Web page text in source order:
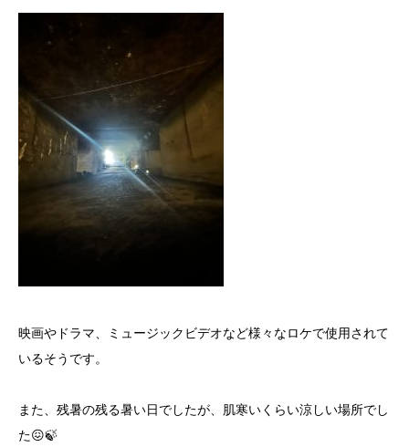
映画やドラマ、ミュージックビデオなど様々なロケで使用されて
いるそうです。
また、残暑の残る暑い日でしたが、肌寒いくらい涼しい場所でし
た😖🍃